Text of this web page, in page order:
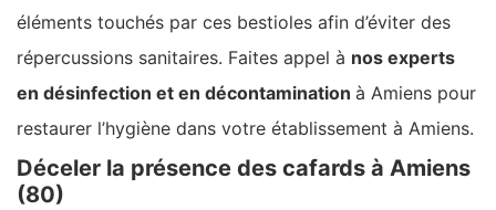
éléments touchés par ces bestioles afin d’éviter des
répercussions sanitaires. Faites appel à nos experts
en désinfection et en décontamination à Amiens pour
restaurer l’hygiène dans votre établissement à Amiens.
Déceler la présence des cafards à Amiens
(80)